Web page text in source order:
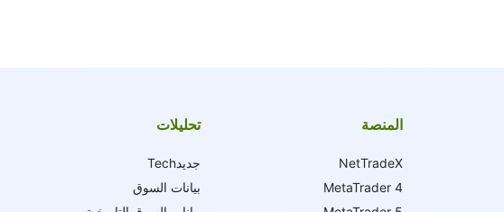
المنصة
NetTradeX
MetaTrader 4
تحليلات
جديدTech
بيانات السوق